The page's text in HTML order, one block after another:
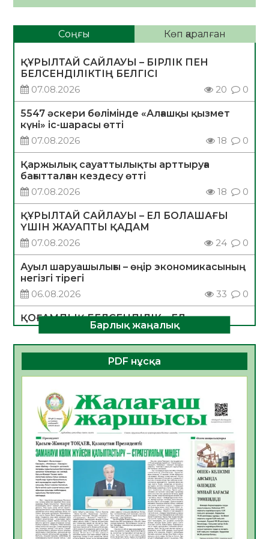
Соңғы Көп қаралған
ҚҰРЫЛТАЙ САЙЛАУЫ – БІРЛІК ПЕН
БЕЛСЕНДІЛІКТІҢ БЕЛГІСІ
07.08.2026
20 0
5547 әскери бөлімінде «Алғашқы қызмет
күні» іс-шарасы өтті
07.08.2026
18 0
Қаржылық сауаттылықты арттыруға
бағытталған кездесу өтті
07.08.2026
18 0
ҚҰРЫЛТАЙ САЙЛАУЫ – ЕЛ БОЛАШАҒЫ
ҮШІН ЖАУАПТЫ ҚАДАМ
07.08.2026
24 0
Ауыл шаруашылығы – өңір экономикасының
негізгі тірегі
06.08.2026
33 0
ҚОҒАМДЫҚ БЕЛСЕНДІЛІК – ЕЛ
ДАМУЫНЫҢ НЕГІЗІ
06.08.2026
31 0
ҚҰРЫЛТАЙ САЙЛАУЫ – БОЛАШАҚҚА
06.08.2026
Инфекциялық ауруларға қарсы иммундау
жұмыстарының тиімділігі
06.08.2026
34
Көкжөтел ауруы туралы
06.08.2026
32
АПВ вакцинасы туралы мәлімет
06.08.2026
32
Барлық жаңалық
PDF нұсқа